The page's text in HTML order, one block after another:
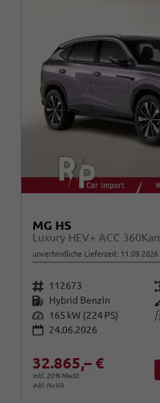
MG HS
unverbindliche Lieferzeit: 11.09.2026
Fahrzeugnr. 112673
Kraftstoff Hybrid Benzin
Leistung 165 kW (224 PS)
24.06.2026
32.865,– €
inkl. 20% MwSt.
inkl. NoVA